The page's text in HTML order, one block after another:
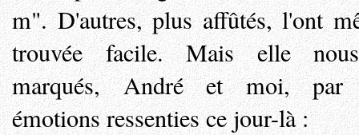
m". D'autres, plus affûtés, l'ont
trouvée facile. Mais elle
marqués, André et moi, par
émotions ressenties ce jour-là :